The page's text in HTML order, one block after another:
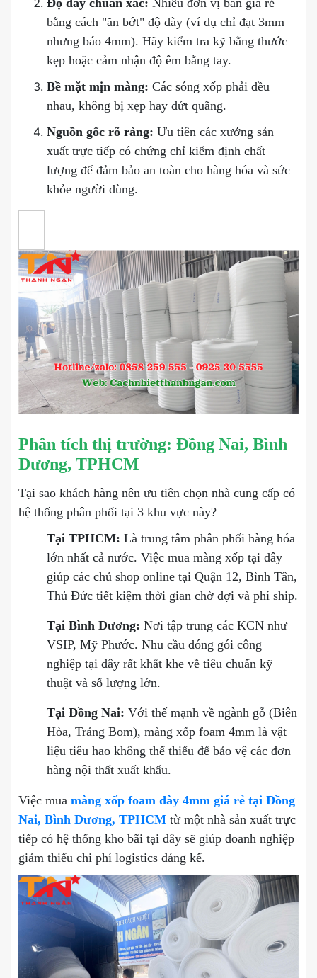
bằng cách "ăn bớt" độ dày (ví dụ chỉ đạt 3mm
nhưng báo 4mm). Hãy kiểm tra kỹ bằng thước
kẹp hoặc cảm nhận độ êm bằng tay.
Bề mặt mịn màng: Các sóng xốp phải đều
nhau, không bị xẹp hay đứt quãng.
Nguồn gốc rõ ràng: Ưu tiên các xưởng sản
xuất trực tiếp có chứng chỉ kiểm định chất
lượng để đảm bảo an toàn cho hàng hóa và sức
khỏe người dùng.
Phân tích thị trường: Đồng Nai, Bình
Dương, TPHCM
Tại sao khách hàng nên ưu tiên chọn nhà cung cấp có
hệ thống phân phối tại 3 khu vực này?
Tại TPHCM: Là trung tâm phân phối hàng hóa
lớn nhất cả nước. Việc mua màng xốp tại đây
giúp các chủ shop online tại Quận 12, Bình Tân,
Thủ Đức tiết kiệm thời gian chờ đợi và phí ship.
Tại Bình Dương: Nơi tập trung các KCN như
VSIP, Mỹ Phước. Nhu cầu đóng gói công
nghiệp tại đây rất khắt khe về tiêu chuẩn kỹ
thuật và số lượng lớn.
Tại Đồng Nai: Với thế mạnh về ngành gỗ (Biên
Hòa, Trảng Bom), màng xốp foam 4mm là vật
liệu tiêu hao không thể thiếu để bảo vệ các đơn
hàng nội thất xuất khẩu.
Việc mua màng xốp foam dày 4mm giá rẻ tại Đồng
Nai, Bình Dương, TPHCM từ một nhà sản xuất trực
tiếp có hệ thống kho bãi tại đây sẽ giúp doanh nghiệp
giảm thiểu chi phí logistics đáng kể.